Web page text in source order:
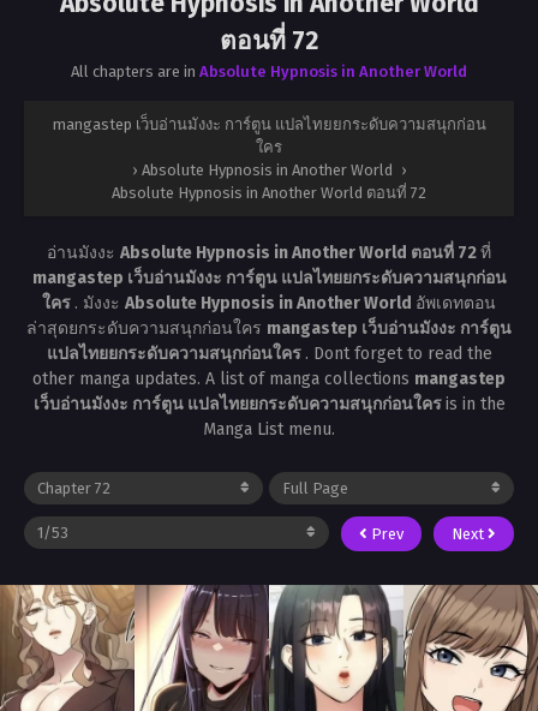
ตอนที่ 72
All chapters are in Absolute Hypnosis in Another World
mangastep เว็บอ่านมังงะ การ์ตูน แปลไทยยกระดับความสนุกก่อน
ใคร
› Absolute Hypnosis in Another World ›
Absolute Hypnosis in Another World ตอนที่ 72
อ่านมังงะ Absolute Hypnosis in Another World ตอนที่ 72ที่
mangastep เว็บอ่านมังงะ การ์ตูน แปลไทยยกระดับความสนุกก่อน
ใคร . มังงะ Absolute Hypnosis in Another World อัพเดทตอน
ล่าสุดยกระดับความสนุกก่อนใคร mangastep เว็บอ่านมังงะ การ์ตูน
แปลไทยยกระดับความสนุกก่อนใคร . Dont forget to read the
other manga updates. A list of manga collections mangastep
เว็บอ่านมังงะ การ์ตูน แปลไทยยกระดับความสนุกก่อนใครis in the
Manga List menu.
Prev Next